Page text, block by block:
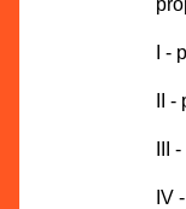
I -
II
III
IV